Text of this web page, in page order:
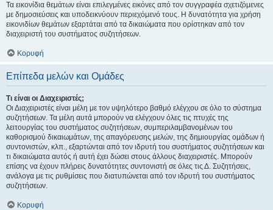
Τα εικονίδια θεμάτων είναι επιλεγμένες εικόνες από τον συγγραφέα σχετιζόμενες
με δημοσιεύσεις και υποδεικνύουν περιεχόμενό τους. Η δυνατότητα για χρήση
εικονιδίων θεμάτων εξαρτάται από τα δικαιώματα που ορίστηκαν από τον
διαχειριστή του συστήματος συζητήσεων.
Κορυφή
Επίπεδα μελών και Ομάδες
Τι είναι οι Διαχειριστές;
Οι Διαχειριστές είναι μέλη με τον υψηλότερο βαθμό ελέγχου σε όλο το σύστημα
συζητήσεων. Τα μέλη αυτά μπορούν να ελέγχουν όλες τις πτυχές της
λειτουργίας του συστήματος συζητήσεων, συμπεριλαμβανομένων του
καθορισμού δικαιωμάτων, της απαγόρευσης μελών, της δημιουργίας ομάδων ή
συντονιστών, κλπ., εξαρτώνται από τον ιδρυτή του συστήματος συζητήσεων και
τι δικαιώματα αυτός ή αυτή έχει δώσει στους άλλους διαχειριστές. Μπορούν
επίσης να έχουν πλήρεις δυνατότητες συντονιστή σε όλες τις Δ. Συζητήσεις,
ανάλογα με τις ρυθμίσεις που διατυπώνεται από τον ιδρυτή του συστήματος
συζητήσεων.
Κορυφή